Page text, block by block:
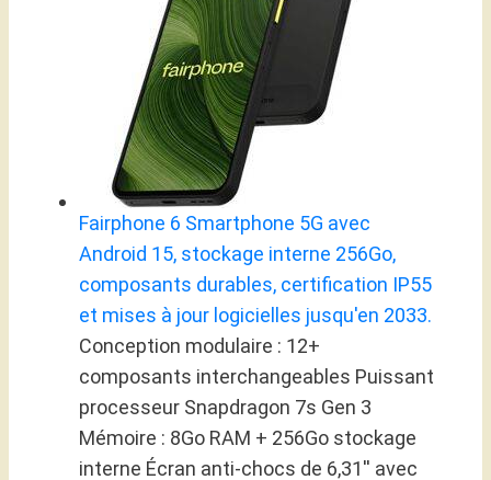
Fairphone 6 Smartphone 5G avec
Android 15, stockage interne 256Go,
composants durables, certification IP55
et mises à jour logicielles jusqu'en 2033.
Conception modulaire : 12+
composants interchangeables Puissant
processeur Snapdragon 7s Gen 3
Mémoire : 8Go RAM + 256Go stockage
interne Écran anti-chocs de 6,31'' avec